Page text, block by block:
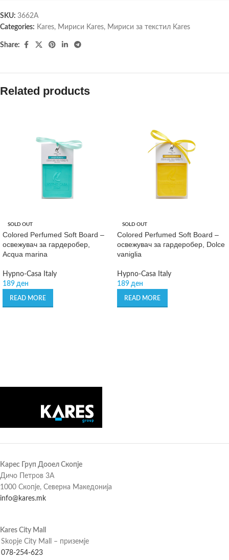
SKU: 3662A
Categories: Kares, Мириси Kares, Мириси за текстил Kares
Share:
Related products
SOLD OUT
Colored Perfumed Soft Board –
освежувач за гардеробер,
Acqua marina
Hypno-Casa Italy
189 ден
READ MORE
SOLD OUT
Colored Perfumed Soft Board –
освежувач за гардеробер, Dolce
vaniglia
Hypno-Casa Italy
189 ден
READ MORE
Карес Груп Дооел Скопје
Дичо Петров 3А
1000 Скопје, Северна Македонија
info@kares.mk
Kares City Mall
Skopje City Mall – приземје
078-254-623